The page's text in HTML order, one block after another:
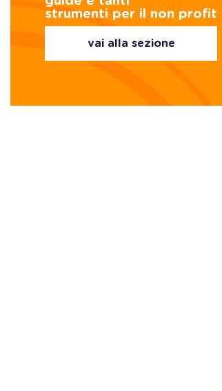
strumenti per il non profit
vai alla sezione